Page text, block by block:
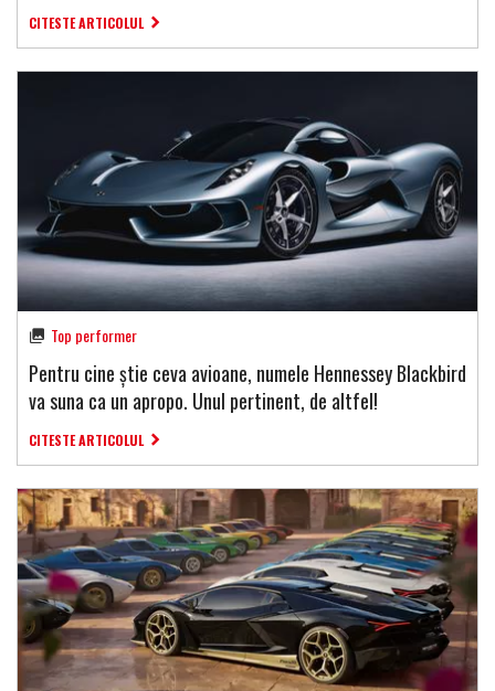
CITESTE ARTICOLUL
Top performer
Pentru cine știe ceva avioane, numele Hennessey Blackbird
va suna ca un apropo. Unul pertinent, de altfel!
CITESTE ARTICOLUL